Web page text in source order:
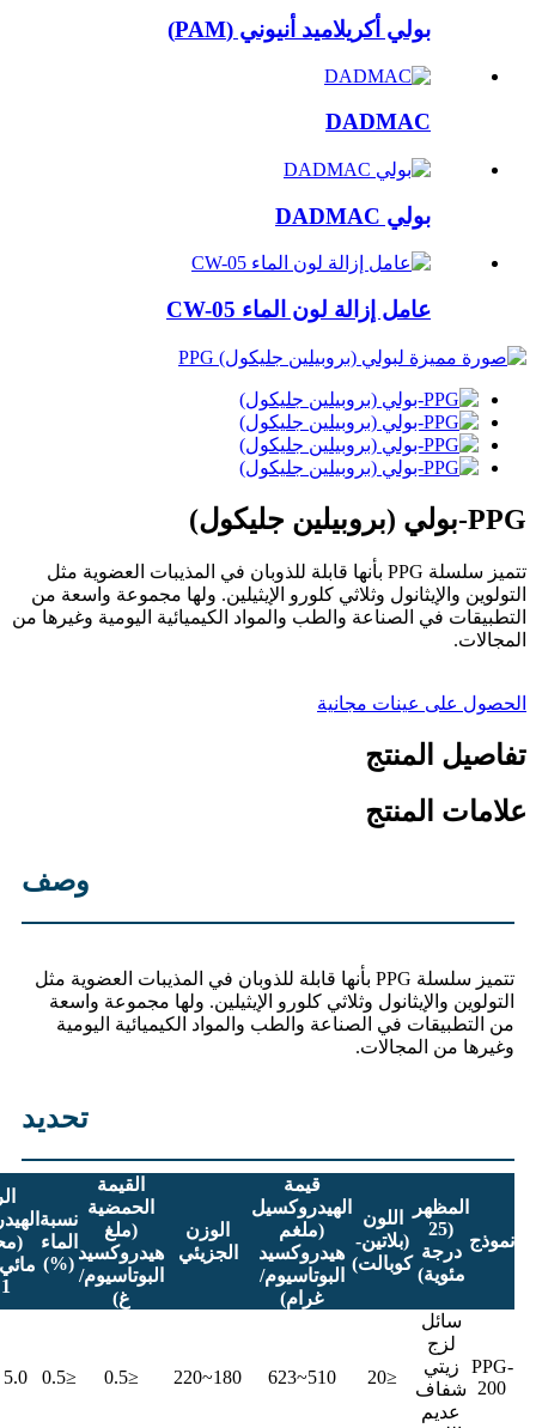
بولي أكريلاميد أنيوني (PAM)
DADMAC
بولي DADMAC
عامل إزالة لون الماء CW-05
PPG-بولي (بروبيلين جليكول)
تتميز سلسلة PPG بأنها قابلة للذوبان في المذيبات العضوية مثل
التولوين والإيثانول وثلاثي كلورو الإيثيلين. ولها مجموعة واسعة من
التطبيقات في الصناعة والطب والمواد الكيميائية اليومية وغيرها من
المجالات.
الحصول على عينات مجانية
تفاصيل المنتج
علامات المنتج
وصف
تتميز سلسلة PPG بأنها قابلة للذوبان في المذيبات العضوية مثل
التولوين والإيثانول وثلاثي كلورو الإيثيلين. ولها مجموعة واسعة
من التطبيقات في الصناعة والطب والمواد الكيميائية اليومية
وغيرها من المجالات.
تحديد
نموذج
المظهر
(25
درجة
مئوية)
اللون
(بلاتين-
كوبالت)
قيمة
الهيدروكسيل
(ملغم
هيدروكسيد
البوتاسيوم/
غرام)
الوزن
الجزيئي
القيمة
الحمضية
(ملغ
هيدروكسيد
البوتاسيوم/
غ)
نسبة
الماء
(%)
1%)
PPG-
200
سائل
لزج
زيتي
شفاف
عديم
≤20
510~623
180~220
≤0.5
≤0.5
5.0 ~ 7.0